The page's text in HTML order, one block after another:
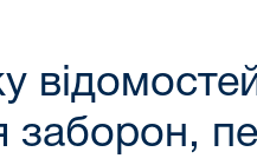
заборон,